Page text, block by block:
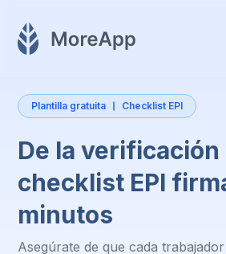
Plantilla gratuita Checklist EPI
De la verificación
checklist EPI
minutos
Asegúrate de que cada